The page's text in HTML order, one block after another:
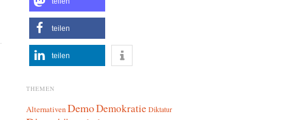
teilen
teilen
THEMEN
AlternativenDemoDemokratie Diktatur